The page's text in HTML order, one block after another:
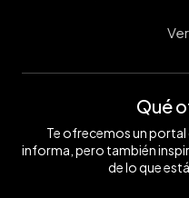
Qué
Te ofrecemos un
informa, pero también
de lo que